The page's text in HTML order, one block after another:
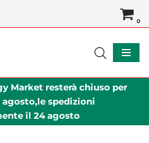
0
Market resterà chiuso per
agosto,le spedizioni
il 24 agosto